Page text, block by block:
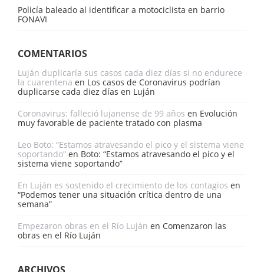
Policía baleado al identificar a motociclista en barrio
FONAVI
COMENTARIOS
Luján duplicaría sus casos cada diez días si no endurece
la cuarentena en Los casos de Coronavirus podrían
duplicarse cada diez días en Luján
Coronavirus: falleció lujanense de 99 años en Evolución
muy favorable de paciente tratado con plasma
Leo Boto: “Estamos atravesando el pico y el sistema viene
soportando” en Boto: “Estamos atravesando el pico y el
sistema viene soportando”
En Luján es sostenido el crecimiento de los contagios en
“Podemos tener una situación crítica dentro de una
semana”
Empezaron obras en el Río Luján en Comenzaron las
obras en el Río Luján